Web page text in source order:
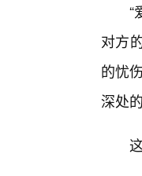
“
对方
的忧
深处